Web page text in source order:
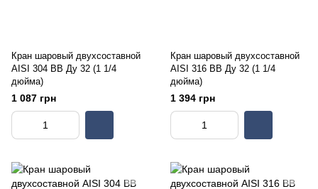
Кран шаровый двухсоставной
AISI 304 ВВ Ду 32 (1 1/4
дюйма)
1 087 грн
Кран шаровый двухсоставной
AISI 316 ВВ Ду 32 (1 1/4
дюйма)
1 394 грн